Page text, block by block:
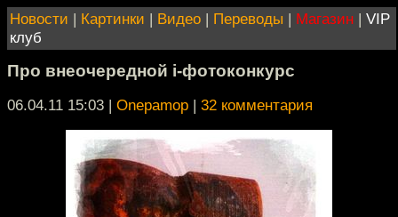
Новости | Картинки | Видео | Переводы | Магазин | VIP
клуб
Про внеочередной i-фотоконкурс
06.04.11 15:03 | Onepamop | 32 комментария